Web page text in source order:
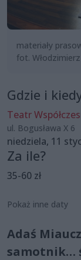
materiały
fot.
Gdzie i
Teatr
ul. Bogusława X 6
niedziela, 11
Za ile?
35-60 zł
Pokaż inne daty
Adaś
samotnik…